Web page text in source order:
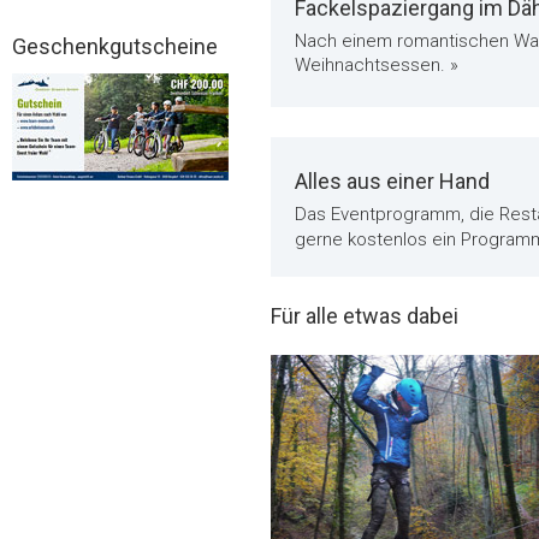
Geschenkgutscheine
Fackelspaziergang im
Nach einem romantischen
Weihnachtsessen. »
Alles aus einer Hand
Das Eventprogramm, die
gerne kostenlos ein
Für alle etwas dabei